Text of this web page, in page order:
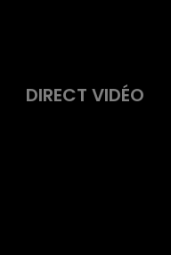
DIRECT VIDÉO